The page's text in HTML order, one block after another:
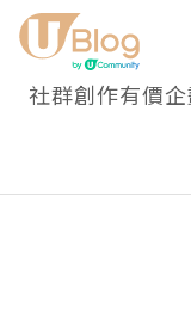
社群創作有價